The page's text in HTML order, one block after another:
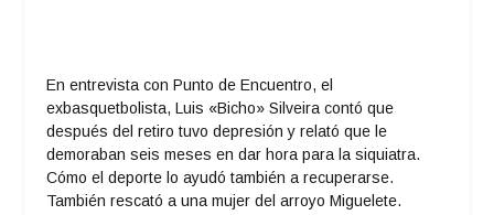
En entrevista con Punto de Encuentro, el
exbasquetbolista, Luis «Bicho» Silveira contó que
después del retiro tuvo depresión y relató que le
demoraban seis meses en dar hora para la siquiatra.
Cómo el deporte lo ayudó también a recuperarse.
También rescató a una mujer del arroyo Miguelete.